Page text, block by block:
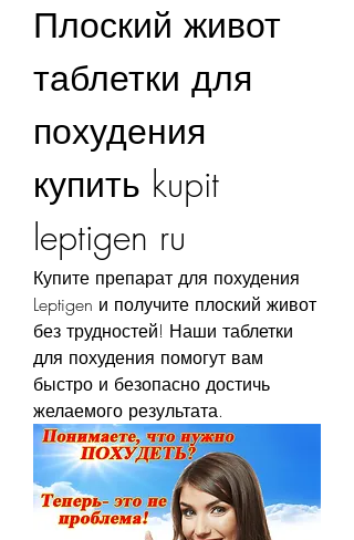
Плоский живот
таблетки для
похудения
купить kupit
leptigen ru
Купите препарат для похудения
Leptigen и получите плоский живот
без трудностей! Наши таблетки
для похудения помогут вам
быстро и безопасно достичь
желаемого результата.